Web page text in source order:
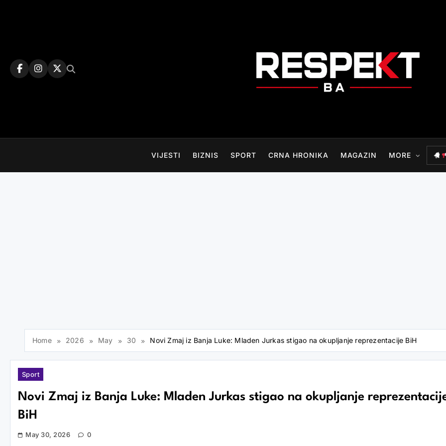
VIJESTI BIZNIS SPORT CRNA HRONIKA MAGAZIN MORE
Home 2026 May 30 Novi Zmaj iz Banja Luke: Mladen Jurkas stigao na okupljanje reprezentacije BiH
Sport
Novi Zmaj iz Banja Luke: Mladen Jurkas stigao na okupljanje
BiH
May 30, 2026 0